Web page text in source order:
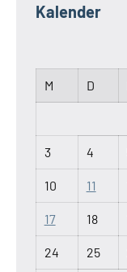
Kalender
M
D
3 4
10 11
17 18
24 25